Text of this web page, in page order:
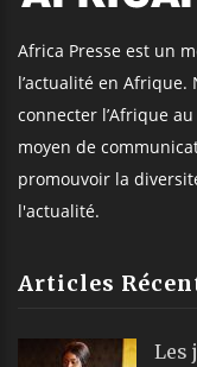
Africa Presse est un
l’actualité en
connecter l’Afrique
moyen de
promouvoir la
l'actualité.
Articles
Les